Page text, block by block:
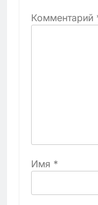
Комментарий
Имя *